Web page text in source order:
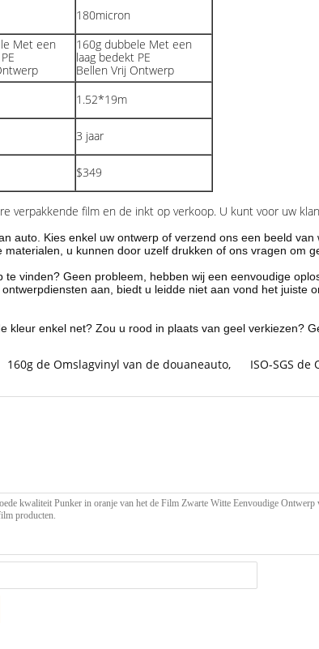
180micron
Met een
160g dubbele Met een
laag bedekt PE
Bellen Vrij Ontwerp
1.52*19m
3 jaar
$349
verpakkende film en de inkt op verkoop. U kunt voor uw
auto. Kies enkel uw ontwerp of verzend ons een beeld
u kunnen door uzelf drukken of ons vragen om
vinden? Geen probleem, hebben wij een eenvoudige
aan, biedt u leidde niet aan vond het juiste
kleur enkel net? Zou u rood in plaats van geel verkiezen?
160g de Omslagvinyl van de douaneauto, ISO-SGS